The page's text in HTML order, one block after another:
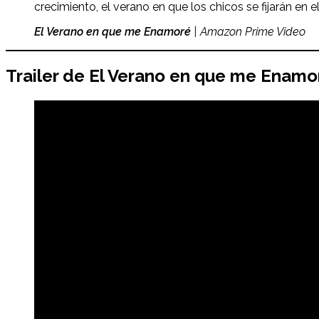
crecimiento, el verano en que los chicos se fijarán en
El Verano en que me Enamoré | Amazon Prime Video
Trailer de El Verano en que me